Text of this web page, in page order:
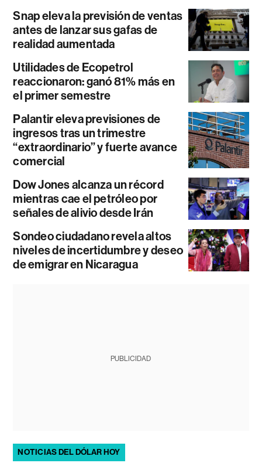
Snap eleva la previsión de ventas
antes de lanzar sus gafas de
realidad aumentada
Utilidades de Ecopetrol
reaccionaron: ganó 81% más en
el primer semestre
Palantir eleva previsiones de
ingresos tras un trimestre
“extraordinario” y fuerte avance
comercial
Dow Jones alcanza un récord
mientras cae el petróleo por
señales de alivio desde Irán
Sondeo ciudadano revela altos
niveles de incertidumbre y deseo
de emigrar en Nicaragua
PUBLICIDAD
NOTICIAS DEL DÓLAR HOY